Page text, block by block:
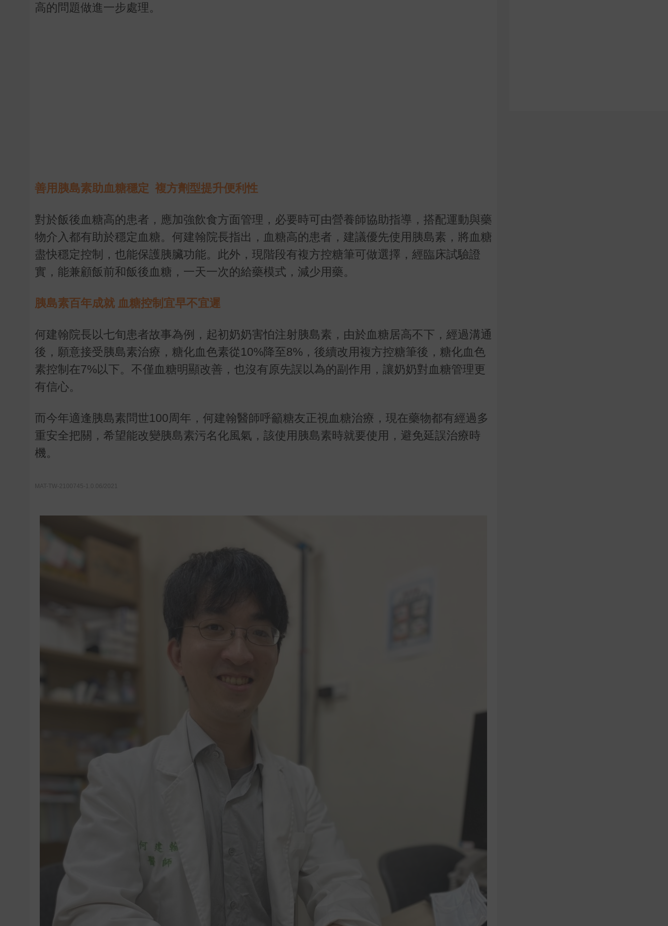
高的問題做進一步處理。
善用胰島素助血糖穩定 複方劑型提升便利性
對於飯後血糖高的患者，應加強飲食方面管理，必要時可由營養師協助指導，搭配運動與藥
物介入都有助於穩定血糖。何建翰院長指出，血糖高的患者，建議優先使用胰島素，將血糖
盡快穩定控制，也能保護胰臟功能。此外，現階段有複方控糖筆可做選擇，經臨床試驗證
實，能兼顧飯前和飯後血糖，一天一次的給藥模式，減少用藥。
胰島素百年成就 血糖控制宜早不宜遲
何建翰院長以七旬患者故事為例，起初奶奶害怕注射胰島素，由於血糖居高不下，經過溝通
後，願意接受胰島素治療，糖化血色素從10%降至8%，後續改用複方控糖筆後，糖化血色
素控制在7%以下。不僅血糖明顯改善，也沒有原先誤以為的副作用，讓奶奶對血糖管理更
有信心。
而今年適逢胰島素問世100周年，何建翰醫師呼籲糖友正視血糖治療，現在藥物都有經過多
重安全把關，希望能改變胰島素污名化風氣，該使用胰島素時就要使用，避免延誤治療時
機。
MAT-TW-2100745-1.0.06/2021